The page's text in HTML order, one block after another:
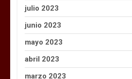
julio 2023
junio 2023
mayo 2023
abril 2023
marzo 2023